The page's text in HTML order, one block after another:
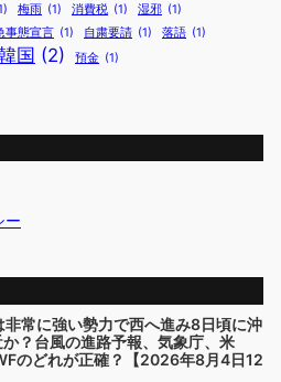
梅雨 (1) 消費税 (1) 湿邪 (1)
事態宣言 (1) 自粛要請 (1) 落語 (1)
国 (2) 預金 (1)
ー
非常に強い勢力で西へ進み8日頃に沖
？台風の進路予報、気象庁、米
のどれが正確？【2026年8月4日12